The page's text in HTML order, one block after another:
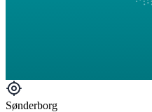
Sønderborg